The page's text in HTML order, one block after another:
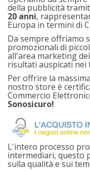
della pubblicità
20 anni,
Europa in termini di
Da sempre offriamo
promozionali di
all'area marketing
risultati auspicati
Per offrire la
nostro store è
Commercio
Sonosicuro!
L'intero processo
intermediari, questo
sulla qualità e sui